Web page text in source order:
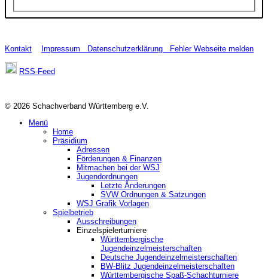
Kontakt Impressum Datenschutzerklärung Fehler Webseite melden
RSS-Feed
© 2026 Schachverband Württemberg e.V.
Menü
Home
Präsidium
Adressen
Förderungen & Finanzen
Mitmachen bei der WSJ
Jugendordnungen
Letzte Änderungen
SVW Ordnungen & Satzungen
WSJ Grafik Vorlagen
Spielbetrieb
Ausschreibungen
Einzelspielerturniere
Württembergische
Jugendeinzelmeisterschaften
Deutsche Jugendeinzelmeisterschaften
BW-Blitz Jugendeinzelmeisterschaften
Württembergische Spaß-Schachturniere